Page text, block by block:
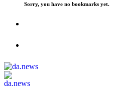
Sorry, you have no bookmarks yet.